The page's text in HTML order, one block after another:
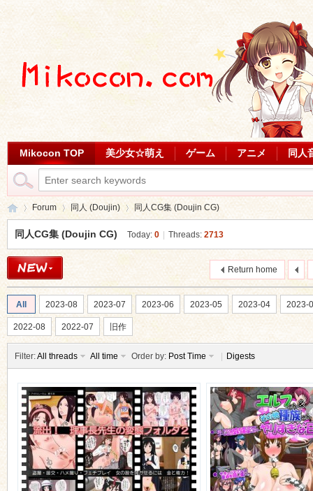
Mikocon TOP 美少女☆萌え ゲーム アニメ 同人
»
Forum 同人 (Doujin) 同人CG集 (Doujin CG)
同人CG集 (Doujin CG) Today: 0 Threads: 2713
Return home
All 2023-08 2023-07 2023-06 2023-05 2023-04 2023-
2022-08 2022-07 旧作
Filter:All threads All time Order by: Post Time Digests